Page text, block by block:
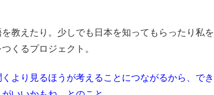
教えたり。少しでも日本を知ってもらったり私を
くるプロジェクト。
より見るほうが考えることにつながるから、でき